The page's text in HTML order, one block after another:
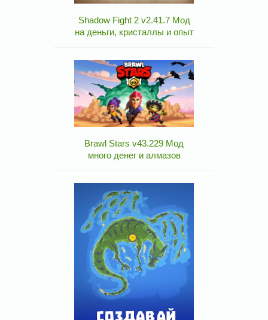
Shadow Fight 2 v2.41.7 Мод
на деньги, кристаллы и опыт
Brawl Stars v43.229 Мод
много денег и алмазов